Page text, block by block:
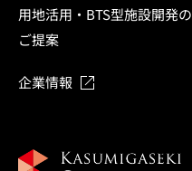
用地活用・BTS型施設開発の
ご提案
企業情報